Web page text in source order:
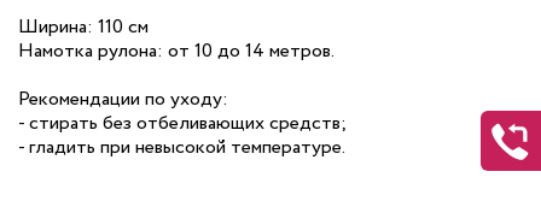
Ширина: 110 см
Намотка рулона: от 10 до 14 метров.
Рекомендации по уходу:
- стирать без отбеливающих средств;
- гладить при невысокой температуре.